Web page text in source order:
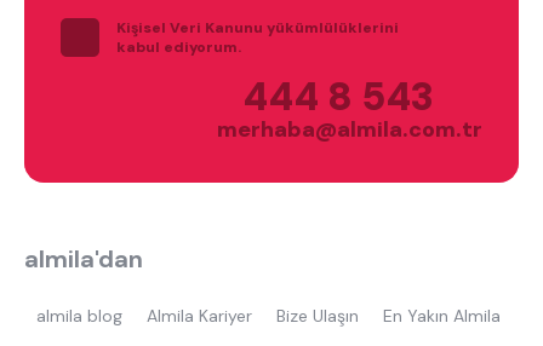
Kişisel Veri Kanunu yükümlülüklerini
kabul ediyorum.
444 8 543
merhaba@almila.com.tr
almila'dan
almila blog Almila Kariyer Bize Ulaşın En Yakın Almila